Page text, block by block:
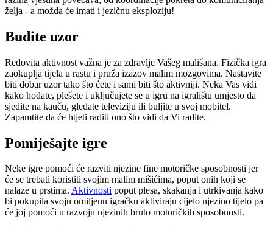
želja - a možda će imati i jezičnu eksploziju!
Budite uzor
Redovita aktivnost važna je za zdravlje Vašeg mališana. Fizička igra
zaokuplja tijela u rastu i pruža izazov malim mozgovima. Nastavite
biti dobar uzor tako što ćete i sami biti što aktivniji. Neka Vas vidi
kako hodate, plešete i uključujete se u igru na igralištu umjesto da
sjedite na kauču, gledate televiziju ili buljite u svoj mobitel.
Zapamtite da će htjeti raditi ono što vidi da Vi radite.
Pomiješajte igre
Neke igre pomoći će razviti njezine fine motoričke sposobnosti jer
će se trebati koristiti svojim malim mišićima, poput onih koji se
nalaze u prstima. Aktivnosti poput plesa, skakanja i utrkivanja kako
bi pokupila svoju omiljenu igračku aktiviraju cijelo njezino tijelo pa
će joj pomoći u razvoju njezinih bruto motoričkih sposobnosti.